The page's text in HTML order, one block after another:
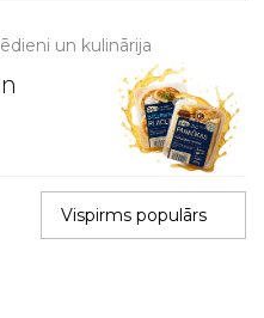
un kulinārija